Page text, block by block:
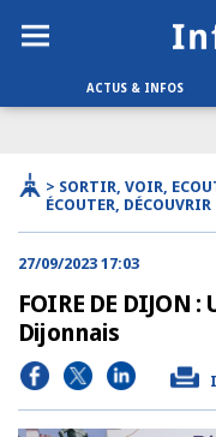
ACTUS & INFOS
> SORTIR, VOIR,
ÉCOUTER, DÉCOUVRIR
27/09/2023 17:03
FOIRE DE DIJON
Dijonnais